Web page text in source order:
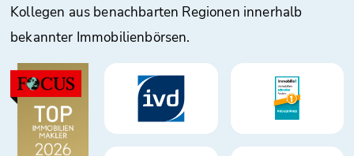
Kollegen aus benachbarten Regionen innerhalb
bekannter Immobilienbörsen.